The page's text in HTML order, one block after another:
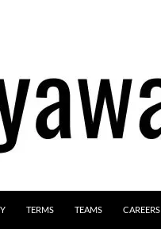
TERMS TEAMS CAREERS